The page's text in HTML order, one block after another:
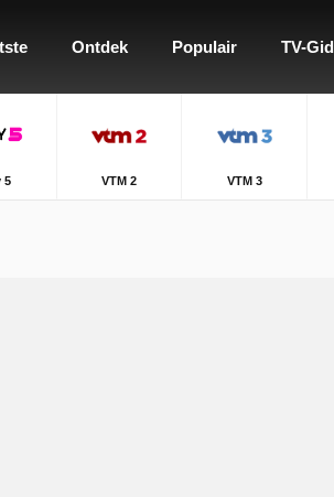
Ontdek Populair TV-
5 VTM 2 VTM 3